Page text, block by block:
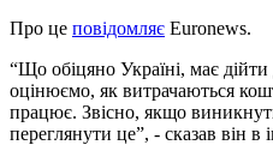
Про це повідомляє Euronews.
“Що обіцяно Україні, має
оцінюємо, як витрачаються
працює. Звісно, якщо
переглянути це”, - сказав він в